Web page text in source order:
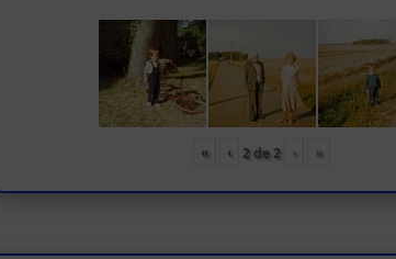
« ‹ 2 de 2 › »